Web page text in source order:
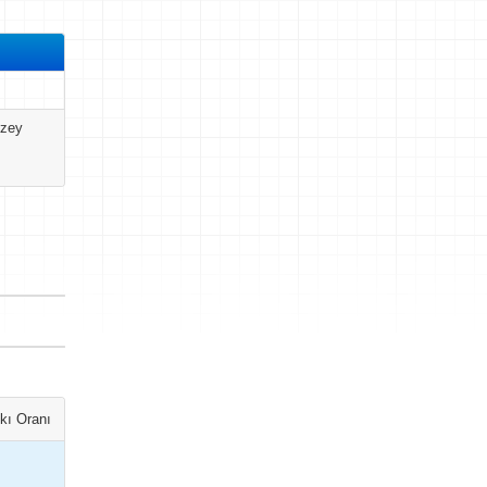
Oranı